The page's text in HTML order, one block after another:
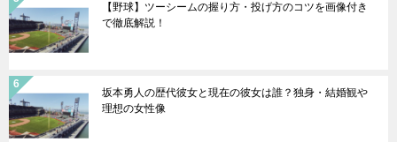
【野球】ツーシームの握り方・投げ方のコツを画像付き
で徹底解説！
坂本勇人の歴代彼女と現在の彼女は誰？独身・結婚観や
理想の女性像